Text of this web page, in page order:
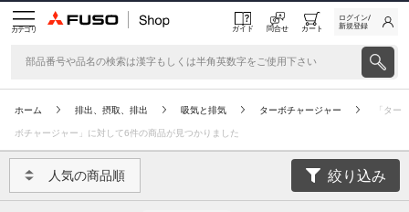
カテゴリ ガイド 問合せ カート
ログイン/
新規登録
ホーム 排出、摂取、排出 吸気と排気 ターボチャージャー 「ター
ボチャージャー」に対して6件の商品が見つかりました
人気の商品順 絞り込み